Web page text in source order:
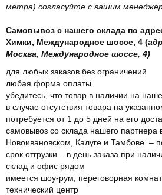
метра) согласуйте с вашим
Самовывоз с нашего склада по
Химки, Международное шоссе, 4 (
Москва, Международное шоссе, 4)
для любых заказов без ограничений
любая форма оплаты
убедитесь, что товар в наличии на
в случае отсутствия товара на
потребуется от 1 до 5 дней на его
самовывоз со склада нашего
Новоивановском, Калуге и Тамбове –
срок отгрузки – в день заказа при
склад и офис рядом
имеется шоу-рум, переговорная
технический центр